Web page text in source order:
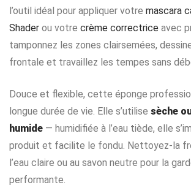
l’outil idéal pour appliquer votre mascara
Shader ou votre crème correctrice avec
tamponnez les zones clairsemées,
frontale et travaillez les tempes sans
Douce et flexible, cette éponge
longue durée de vie. Elle s’utilise sèche
humide — humidifiée à l’eau tiède, elle
produit et facilite le fondu. Nettoyez-la
l’eau claire ou au savon neutre pour la
performante.